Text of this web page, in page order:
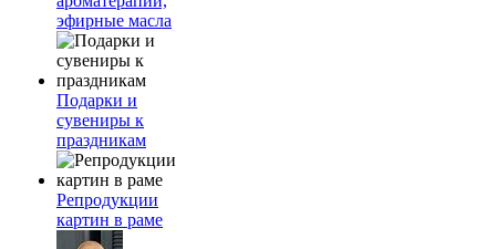
эфирные масла
Подарки и
сувениры к
праздникам
Репродукции
картин в раме